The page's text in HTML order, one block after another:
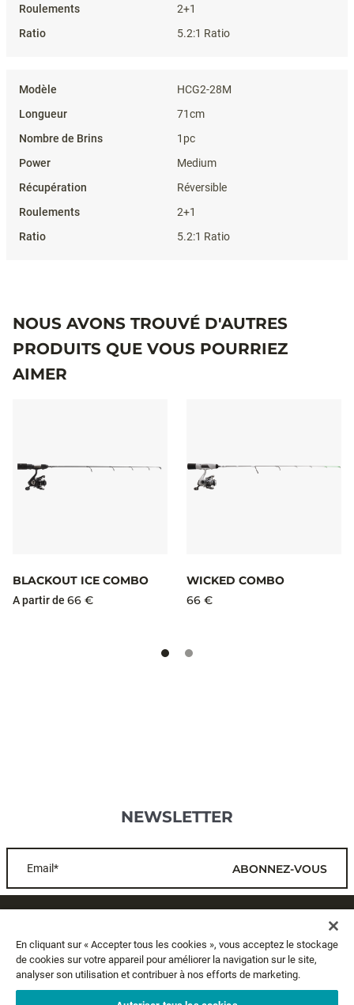
2+1
5.2:1 Ratio
HCG2-28M
71cm
1pc
Medium
Réversible
2+1
5.2:1 Ratio
NOUS AVONS TROUVÉ D'AUTRES
PRODUITS QUE VOUS POURRIEZ
AIMER
BLACKOUT ICE COMBO
A partir de 66 €
WICKED COMBO
66 €
NEWSLETTER
Email* ABONNEZ-VOUS
A PROPOS
En cliquant sur « Accepter tous les cookies », vous acceptez le stockage
de cookies sur votre appareil pour améliorer la navigation sur le site,
analyser son utilisation et contribuer à nos efforts de marketing.